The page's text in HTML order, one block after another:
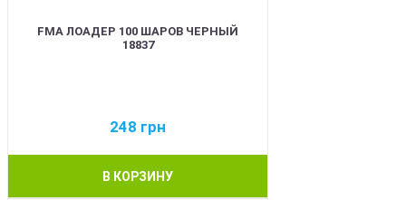
FMA ЛОАДЕР 100 ШАРОВ ЧЕРНЫЙ
18837
248 грн
В КОРЗИНУ